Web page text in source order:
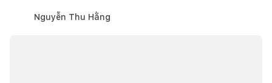
Nguyễn Thu Hằng